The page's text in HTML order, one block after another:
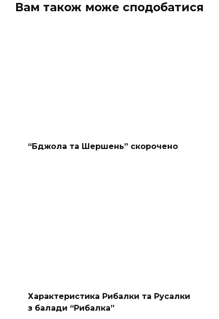
Вам також може сподобатися
“Бджола та Шершень” скорочено
Характеристика Рибалки та Русалки
з балади “Рибалка”